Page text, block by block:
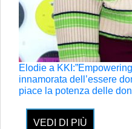
Elodie a
innamorata dell’essere
piace la potenza delle
VEDI DI PIÙ